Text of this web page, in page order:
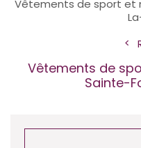
Vêtements de sport et
Vêtements de
Sainte-